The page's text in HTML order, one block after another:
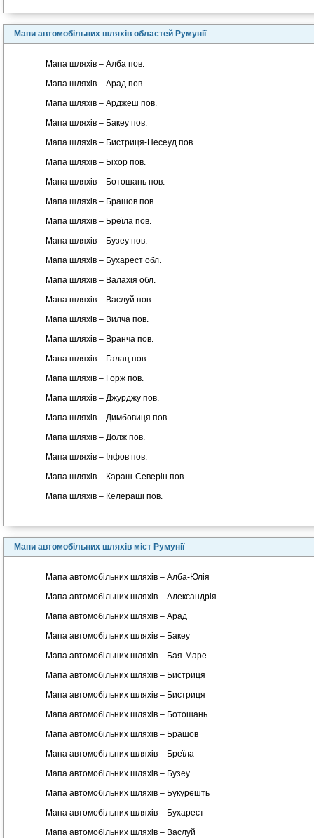
Мапи автомобільних шляхів областей Румунії
Мапа шляхів – Алба пов.
Мапа шляхів – Арад пов.
Мапа шляхів – Арджеш пов.
Мапа шляхів – Бакеу пов.
Мапа шляхів – Бистриця-Несеуд пов.
Мапа шляхів – Біхор пов.
Мапа шляхів – Ботошань пов.
Мапа шляхів – Брашов пов.
Мапа шляхів – Бреїла пов.
Мапа шляхів – Бузеу пов.
Мапа шляхів – Бухарест обл.
Мапа шляхів – Валахія обл.
Мапа шляхів – Васлуй пов.
Мапа шляхів – Вилча пов.
Мапа шляхів – Вранча пов.
Мапа шляхів – Галац пов.
Мапа шляхів – Горж пов.
Мапа шляхів – Джурджу пов.
Мапа шляхів – Димбовиця пов.
Мапа шляхів – Долж пов.
Мапа шляхів – Ілфов пов.
Мапа шляхів – Караш-Северін пов.
Мапа шляхів – Келераші пов.
Мапи автомобільних шляхів міст Румунії
Мапа автомобільних шляхів – Алба-Юлія
Мапа автомобільних шляхів – Александрія
Мапа автомобільних шляхів – Арад
Мапа автомобільних шляхів – Бакеу
Мапа автомобільних шляхів – Бая-Маре
Мапа автомобільних шляхів – Бистриця
Мапа автомобільних шляхів – Бистриця
Мапа автомобільних шляхів – Ботошань
Мапа автомобільних шляхів – Брашов
Мапа автомобільних шляхів – Бреїла
Мапа автомобільних шляхів – Бузеу
Мапа автомобільних шляхів – Букурешть
Мапа автомобільних шляхів – Бухарест
Мапа автомобільних шляхів – Васлуй